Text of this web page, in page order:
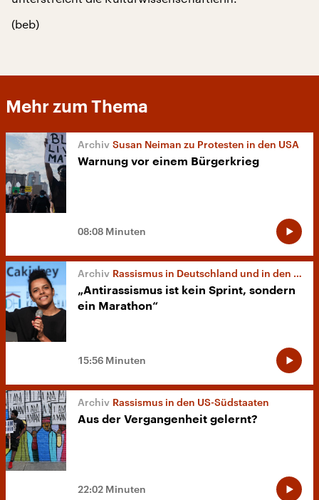
(beb)
Mehr zum Thema
Susan Neiman zu Protesten in den USA
Warnung vor einem Bürgerkrieg
08:08 Minuten
Rassismus in Deutschland und in den USA
„Antirassismus ist kein Sprint, sondern
ein Marathon“
15:56 Minuten
Rassismus in den US-Südstaaten
Aus der Vergangenheit gelernt?
22:02 Minuten